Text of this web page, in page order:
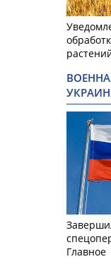
Главное